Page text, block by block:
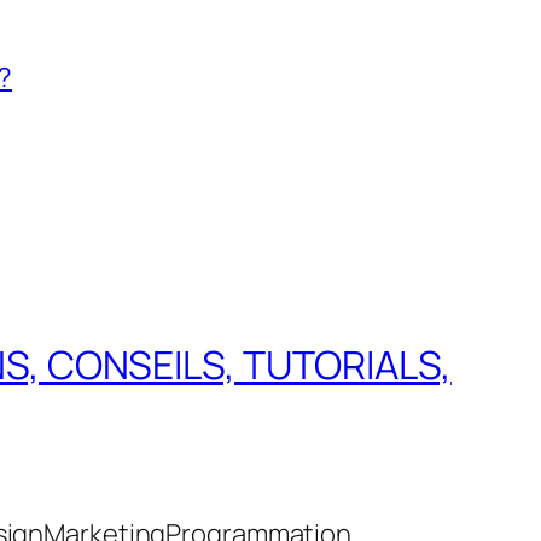
CONSEILS, TUTORIALS,
MarketingProgrammation